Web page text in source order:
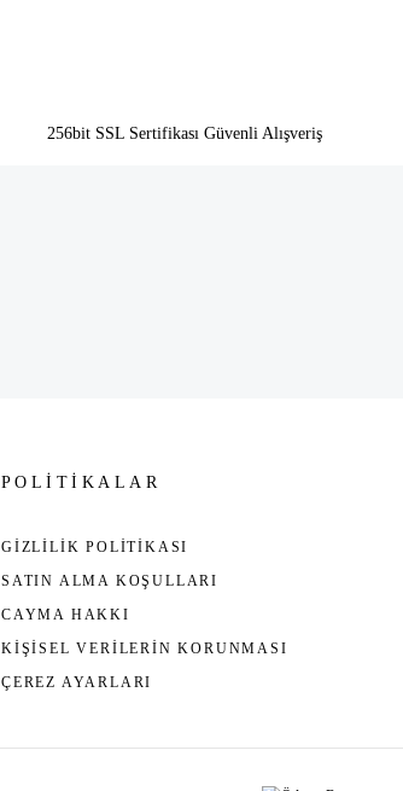
256bit SSL Sertifikası Güvenli Alışveriş
POLİTİKALAR
GİZLİLİK POLİTİKASI
SATIN ALMA KOŞULLARI
CAYMA HAKKI
KİŞİSEL VERİLERİN KORUNMASI
ÇEREZ AYARLARI